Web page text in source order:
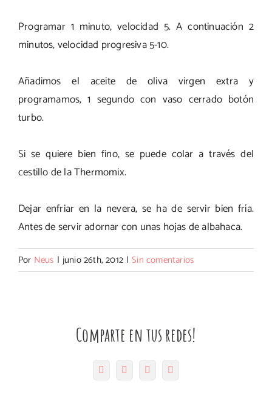
Programar 1 minuto, velocidad 5. A continuación 2
minutos, velocidad progresiva 5-10.
Añadimos el aceite de oliva virgen extra y
programamos, 1 segundo con vaso cerrado botón
turbo.
Si se quiere bien fino, se puede colar a través del
cestillo de la Thermomix.
Dejar enfriar en la nevera, se ha de servir bien fría.
Antes de servir adornar con unas hojas de albahaca.
Por Neus | junio 26th, 2012 | Sin comentarios
Comparte en tus redes!
FacebookTwitter Pinterest
electrónico